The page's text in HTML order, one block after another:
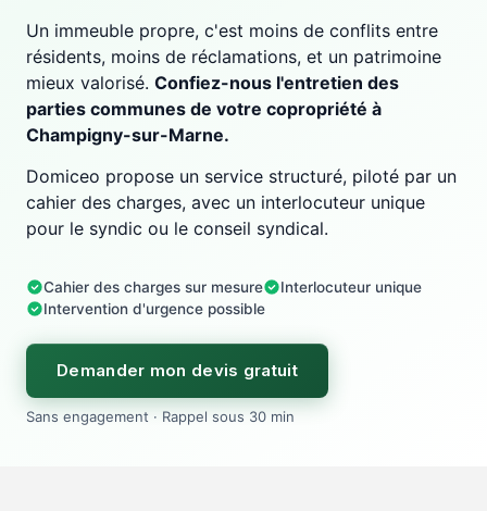
Un immeuble propre, c'est moins de conflits entre
résidents, moins de réclamations, et un patrimoine
mieux valorisé. Confiez-nous l'entretien des
parties communes de votre copropriété à
Champigny-sur-Marne.
Domiceo propose un service structuré, piloté par un
cahier des charges, avec un interlocuteur unique
pour le syndic ou le conseil syndical.
Cahier des charges sur mesure
Interlocuteur unique
Intervention d'urgence possible
Demander mon devis gratuit
Sans engagement · Rappel sous 30 min